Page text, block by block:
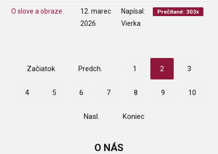
O slove a obraze
12. marec
2026
Napísal:
Vierka
Prečítané: 303x
Začiatok Predch. 1 2 3
4 5 6 7 8 9 10
Nasl. Koniec
O NÁS